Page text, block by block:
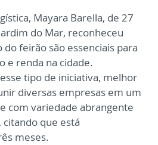
Mayara Barella, de 27
do Mar, reconheceu
feirão são essenciais para
e renda na cidade.
tipo de iniciativa, melhor
diversas empresas em um
com variedade abrangente
citando que está
meses.